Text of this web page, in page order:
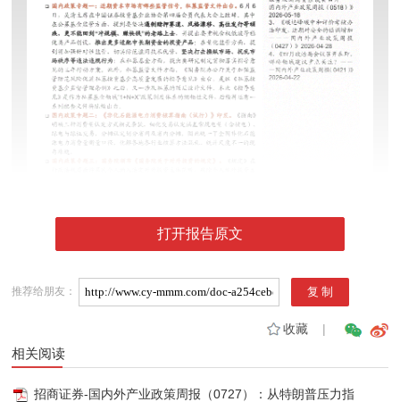
打开报告原文
推荐给朋友：
收藏|
相关阅读
招商证券-国内外产业政策周报（0727）：从特朗普压力指